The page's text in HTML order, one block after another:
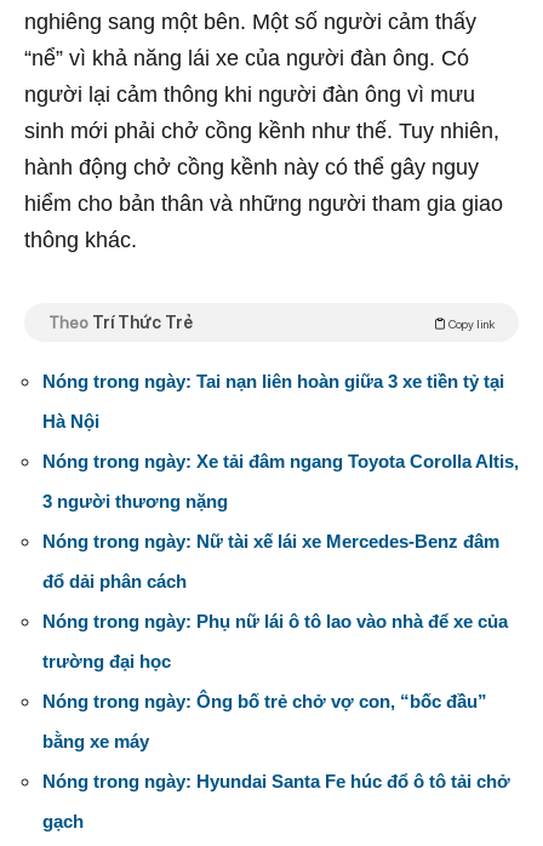
nghiêng sang một bên. Một số người cảm thấy
“nể” vì khả năng lái xe của người đàn ông. Có
người lại cảm thông khi người đàn ông vì mưu
sinh mới phải chở cồng kềnh như thế. Tuy nhiên,
hành động chở cồng kềnh này có thể gây nguy
hiểm cho bản thân và những người tham gia giao
thông khác.
Theo Trí Thức Trẻ Copy link
Nóng trong ngày: Tai nạn liên hoàn giữa 3 xe tiền tỷ tại
Hà Nội
Nóng trong ngày: Xe tải đâm ngang Toyota Corolla Altis,
3 người thương nặng
Nóng trong ngày: Nữ tài xế lái xe Mercedes-Benz đâm
đổ dải phân cách
Nóng trong ngày: Phụ nữ lái ô tô lao vào nhà để xe của
trường đại học
Nóng trong ngày: Ông bố trẻ chở vợ con, “bốc đầu”
bằng xe máy
Nóng trong ngày: Hyundai Santa Fe húc đổ ô tô tải chở
gạch